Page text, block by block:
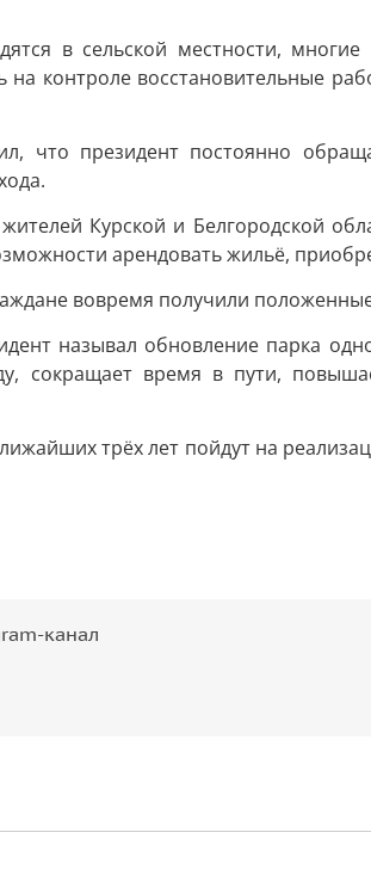
в сельской местности,
контроле восстановительные
что президент постоянно
Курской и Белгородской
арендовать жильё,
вовремя получили
называл обновление парка
сокращает время в пути,
трёх лет пойдут на
канал